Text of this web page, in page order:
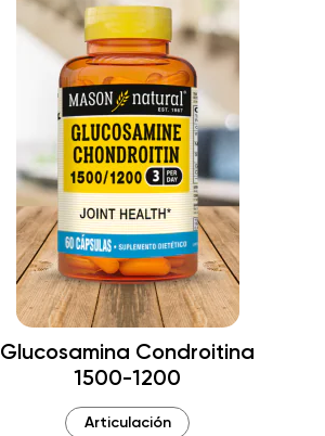
Glucosamina Condroitina
1500-1200
Articulación